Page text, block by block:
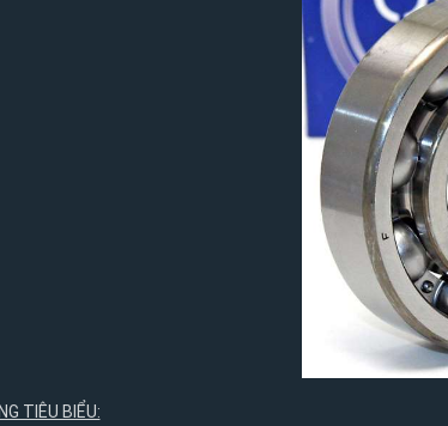
TIÊU BIỂU: